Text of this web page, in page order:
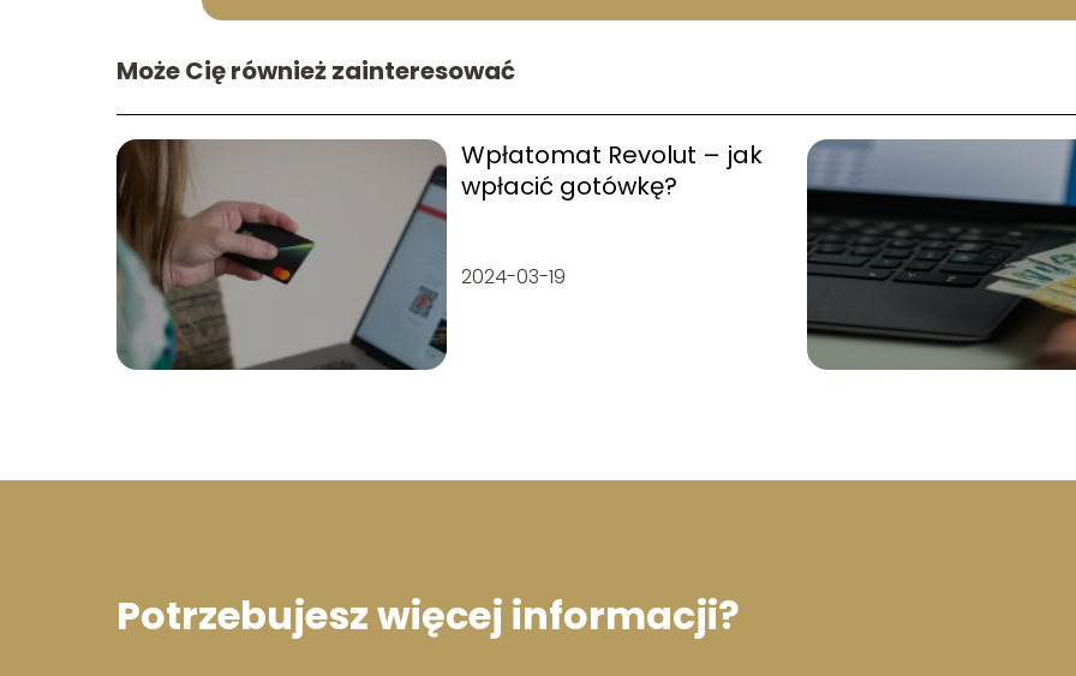
Może Cię również zainteresować
Wpłatomat Revolut – jak
wpłacić gotówkę?
2024-03-19
Potrzebujesz więcej informacji?